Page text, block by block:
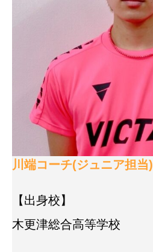
川端コーチ(ジュニア担当)
【出身校】
木更津総合高等学校